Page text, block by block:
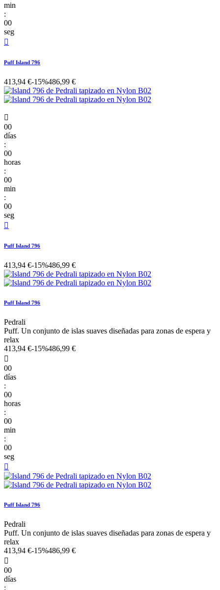
min
:
00
seg

Puff Island 796
413,94 €-15%486,99 €

00
días
:
00
horas
:
00
min
:
00
seg

Puff Island 796
413,94 €-15%486,99 €
Puff Island 796
Pedrali
Puff. Un conjunto de islas suaves diseñadas para zonas de espera y
relax
413,94 €-15%486,99 €

00
días
:
00
horas
:
00
min
:
00
seg

Puff Island 796
Pedrali
Puff. Un conjunto de islas suaves diseñadas para zonas de espera y
relax
413,94 €-15%486,99 €

00
días
: